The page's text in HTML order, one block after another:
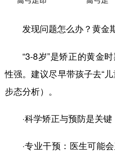
发现问题怎么办？黄金
“3-8岁”是矫正的黄金时
性强。建议尽早带孩子去“
步态分析）。
·科学矫正与预防是关键
·专业干预：医生可能会